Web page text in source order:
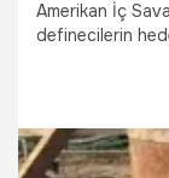
Amerikan İç
definecilerin